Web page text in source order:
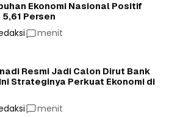
Ekonomi Nasional Positif
Persen
menit
Resmi Jadi Calon Dirut Bank
Strateginya Perkuat Ekonomi di
menit